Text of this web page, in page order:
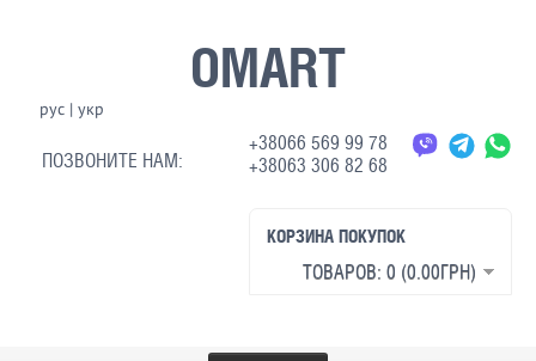
OMART
рус| укр
ПОЗВОНИТЕ НАМ:
+38066 569 99 78
+38063 306 82 68
КОРЗИНА ПОКУПОК
ТОВАРОВ: 0 (0.00ГРН)